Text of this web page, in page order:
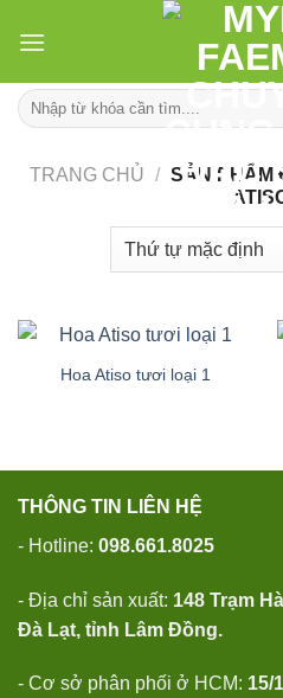
Tìm
kiếm:
TRANG CHỦ / SẢN PHẨM
Hoa Atiso tươi loại 1
THÔNG TIN LIÊN HỆ
- Hotline: 098.661.8025
- Địa chỉ sản xuất: 148 Trạm
Đà Lạt, tỉnh Lâm Đồng.
- Cơ sở phân phối ở HCM: 15/